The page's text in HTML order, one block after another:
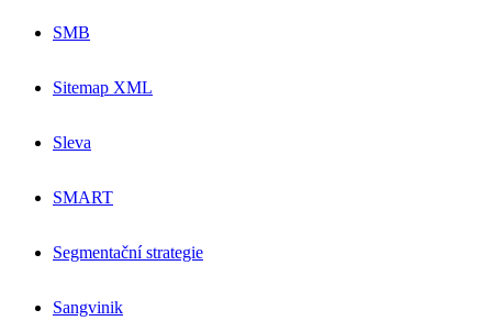
SMB
Sitemap XML
Sleva
SMART
Segmentační strategie
Sangvinik